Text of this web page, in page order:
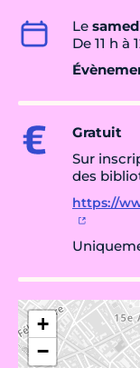
Le
De 11 h à
Gratuit
Sur
des
https://
+
−